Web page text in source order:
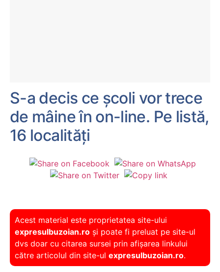
S-a decis ce școli vor trece
de mâine în on-line. Pe listă,
16 localități
Acest material este proprietatea site-ului
expresulbuzoian.ro și poate fi preluat pe site-ul
dvs doar cu citarea sursei prin afișarea linkului
către articolul din site-ul expresulbuzoian.ro.